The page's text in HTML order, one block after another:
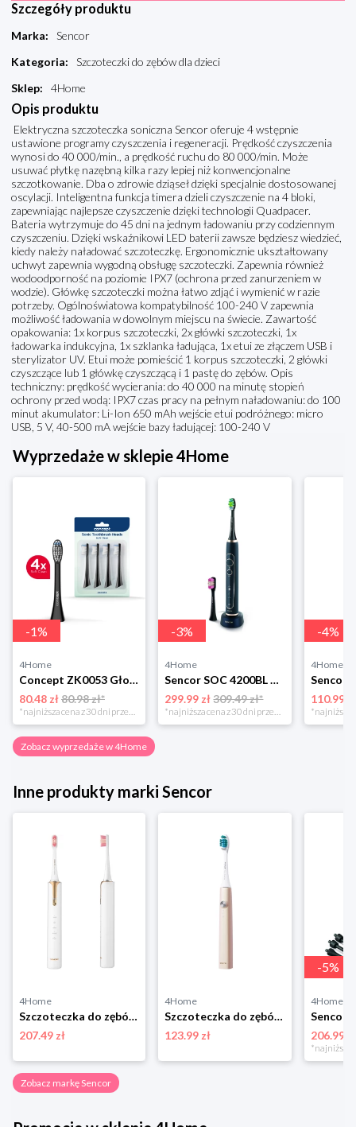
Szczegóły produktu
Marka:
Sencor
Kategoria:
Szczoteczki do zębów dla dzieci
Sklep: 4Home
Opis produktu
Elektryczna szczoteczka soniczna Sencor oferuje 4 wstępnie
ustawione programy czyszczenia i regeneracji. Prędkość czyszczenia
wynosi do 40 000/min., a prędkość ruchu do 80 000/min. Może
usuwać płytkę nazębną kilka razy lepiej niż konwencjonalne
szczotkowanie. Dba o zdrowie dziąseł dzięki specjalnie dostosowanej
oscylacji. Inteligentna funkcja timera dzieli czyszczenie na 4 bloki,
zapewniając najlepsze czyszczenie dzięki technologii Quadpacer.
Bateria wytrzymuje do 45 dni na jednym ładowaniu przy codziennym
czyszczeniu. Dzięki wskaźnikowi LED baterii zawsze będziesz wiedzieć,
kiedy należy naładować szczoteczkę. Ergonomicznie ukształtowany
uchwyt zapewnia wygodną obsługę szczoteczki. Zapewnia również
wodoodporność na poziomie IPX7 (ochrona przed zanurzeniem w
wodzie). Główkę szczoteczki można łatwo zdjąć i wymienić w razie
potrzeby. Ogólnoświatowa kompatybilność 100-240 V zapewnia
możliwość ładowania w dowolnym miejscu na świecie. Zawartość
opakowania: 1x korpus szczoteczki, 2x główki szczoteczki, 1x
ładowarka indukcyjna, 1x szklanka ładująca, 1x etui ze złączem USB i
sterylizator UV. Etui może pomieścić 1 korpus szczoteczki, 2 główki
czyszczące lub 1 główkę czyszczącą i 1 pastę do zębów. Opis
techniczny: prędkość wycierania: do 40 000 na minutę stopień
ochrony przed wodą: IPX7 czas pracy na pełnym naładowaniu: do 100
minut akumulator: Li-Ion 650 mAh wejście etui podróżnego: micro
USB, 5 V, 40-500 mA wejście bazy ładującej: 100-240 V
Wyprzedaże w sklepie 4Home
-1%
4Home
Concept ZK0053 Głowica wymienna PERFECT SMILE Soft Clean, 4 szt., czarny
80.48 zł80.98 zł*
*najniższa cena z 30 dni przed obniżką
-3%
4Home
Sencor SOC 4200BL Szczoteczka do zębów
299.99 zł 309.49 zł*
*najniższa cena z 30 dni przed obniżką
-4%
4Home
110.99 zł
Zobacz wyprzedaże w 4Home
Inne produkty marki Sencor
4Home
Szczoteczka do zębów Sencor SOC 4103GD
207.49 zł
4Home
Szczoteczka do zębów Sencor SOC 4011GD,różowo-złota
123.99 zł
-5%
4Home
206.99 zł
Zobacz markę Sencor